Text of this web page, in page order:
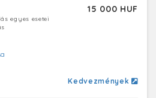
15 000 HUF
egyes esetei
Kedvezmények